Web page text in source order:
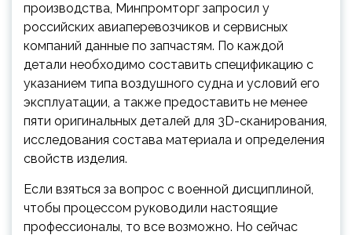
производства, Минпромторг запросил у
российских авиаперевозчиков и сервисных
компаний данные по запчастям. По каждой
детали необходимо составить спецификацию с
указанием типа воздушного судна и условий его
эксплуатации, а также предоставить не менее
пяти оригинальных деталей для 3D-сканирования,
исследования состава материала и определения
свойств изделия.
Если взяться за вопрос с военной дисциплиной,
чтобы процессом руководили настоящие
профессионалы, то все возможно. Но сейчас